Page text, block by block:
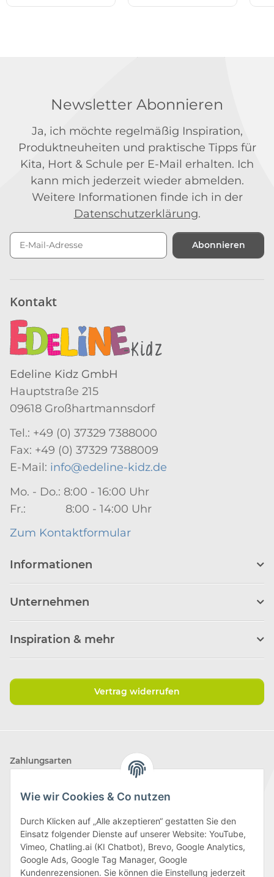
Wie wir Cookies & Co nutzen
Durch Klicken auf „Alle akzeptieren“ gestatten Sie den
Einsatz folgender Dienste auf unserer Website: YouTube,
Vimeo, Chatling.ai (KI Chatbot), Brevo, Google Analytics,
Google Ads, Google Tag Manager, Google
Kundenrezensionen. Sie können die Einstellung jederzeit
Newsletter Abonnieren
Ja, ich möchte regelmäßig Inspiration,
Produktneuheiten und praktische Tipps für
Kita, Hort & Schule per E-Mail erhalten. Ich
kann mich jederzeit wieder abmelden.
Weitere Informationen finde ich in der
Datenschutzerklärung.
Abonnieren
Kontakt
Edeline Kidz GmbH
Hauptstraße 215
09618 Großhartmannsdorf
Tel.: +49 (0) 37329 7388000
Fax: +49 (0) 37329 7388009
E-Mail: info@edeline-kidz.de
Mo. - Do.: 8:00 - 16:00 Uhr
Fr.: 8:00 - 14:00 Uhr
Zum Kontaktformular
Informationen
Unternehmen
Inspiration & mehr
Vertrag widerrufen
Zahlungsarten
Wir versenden mit